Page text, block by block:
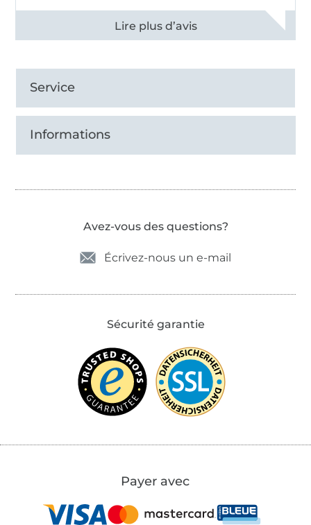
Voir tous les 11496 commentaires
Service
Informations
Avez-vous des questions?
Écrivez-nous un e-mail
Sécurité garantie
Payer avec